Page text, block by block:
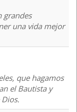
grandes
una vida mejor
que hagamos
el Bautista y